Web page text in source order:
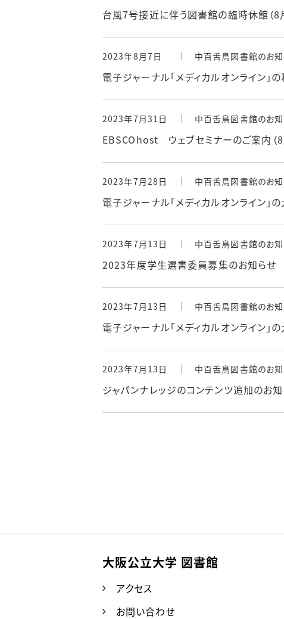
台風7号接近に伴う図書館の臨時休館（8
2023年8月7日 中百舌鳥図書館のお知
電子ジャーナル「メディカルオンライン
2023年7月31日 中百舌鳥図書館のお知
EBSCOhost ウェブセミナーのご案内（8
2023年7月28日 中百舌鳥図書館のお知
電子ジャーナル「メディカルオンライン
2023年7月13日 中百舌鳥図書館のお知
2023年度学生選書委員募集のお知らせ
2023年7月13日 中百舌鳥図書館のお知
電子ジャーナル「メディカルオンライン」
2023年7月13日 中百舌鳥図書館のお知
ジャパンナレッジのコンテンツ追加のお知
大阪公立大学 図書館
アクセス
お問い合わせ